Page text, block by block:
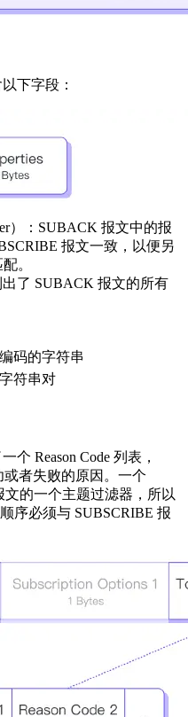
下字段：
）：SUBACK 报文中的报
报文一致，以便另
。
出了 SUBACK 报文的所有
码的字符串
符串对
个 Reason Code 列表，
或者失败的原因。一个
文的一个主题过滤器，所以
序必须与 SUBSCRIBE 报